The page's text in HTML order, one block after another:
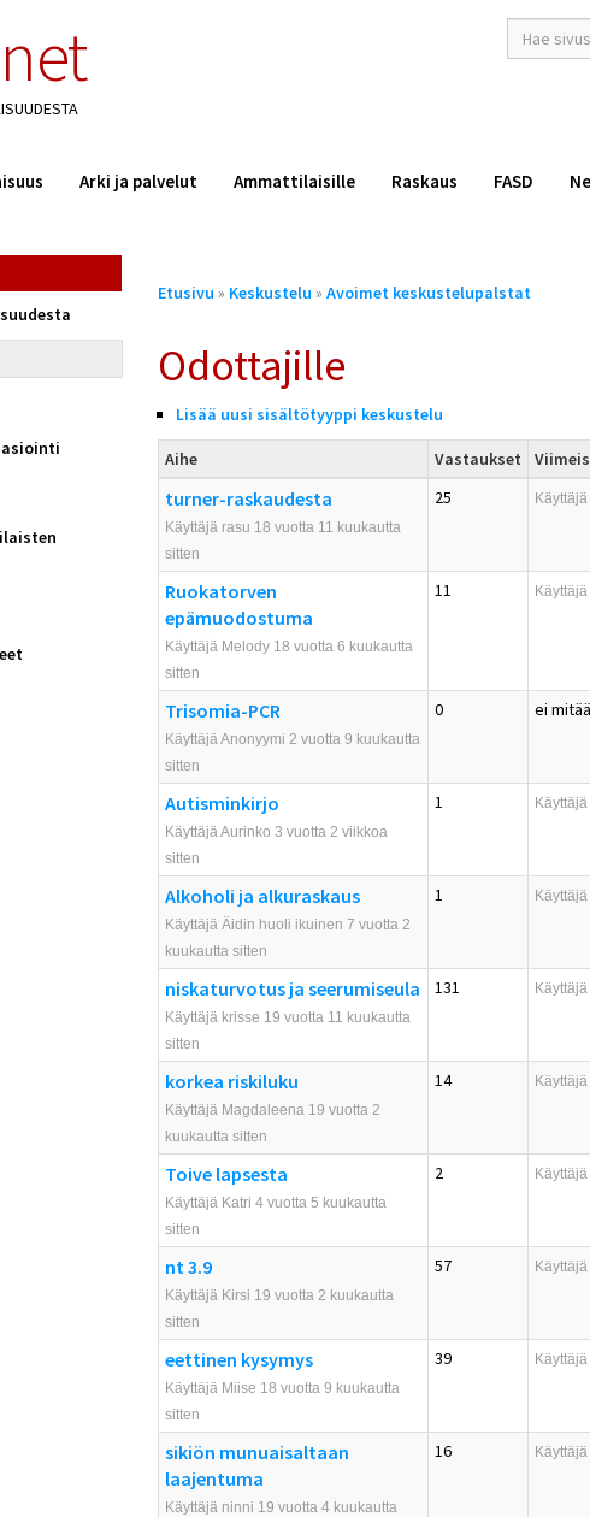
*
Arki ja palvelut Ammattilaisille Raskaus FASD
asiointi
Olet
Etusivu » Keskustelu » Avoimet keskustelupalstat
Odottajille
Lisää uusi sisältötyyppi keskustelu
Aihe Vastaukset
turner-raskaudesta
Käyttäjä rasu 18 vuotta 11 kuukautta
sitten
25 Käyttäjä
Ruokatorven
epämuodostuma
Käyttäjä Melody 18 vuotta 6 kuukautta
sitten
11 Käyttäjä
Trisomia-PCR
Käyttäjä Anonyymi 2 vuotta 9 kuukautta
sitten
0 ei
Autisminkirjo
Käyttäjä Aurinko 3 vuotta 2 viikkoa
sitten
1 Käyttäjä
Alkoholi ja alkuraskaus
Käyttäjä Äidin huoli ikuinen 7 vuotta 2
kuukautta sitten
1 Käyttäjä
niskaturvotus ja seerumiseula
Käyttäjä krisse 19 vuotta 11 kuukautta
sitten
131 Käyttäjä
korkea riskiluku
Käyttäjä Magdaleena 19 vuotta 2
kuukautta sitten
14 Käyttäjä
Toive lapsesta
Käyttäjä Katri 4 vuotta 5 kuukautta
sitten
2 Käyttäjä
nt 3.9
Käyttäjä Kirsi 19 vuotta 2 kuukautta
sitten
57 Käyttäjä
eettinen kysymys
Käyttäjä Miise 18 vuotta 9 kuukautta
sitten
39 Käyttäjä
sikiön munuaisaltaan
laajentuma
Käyttäjä ninni 19 vuotta 4 kuukautta
16 Käyttäjä